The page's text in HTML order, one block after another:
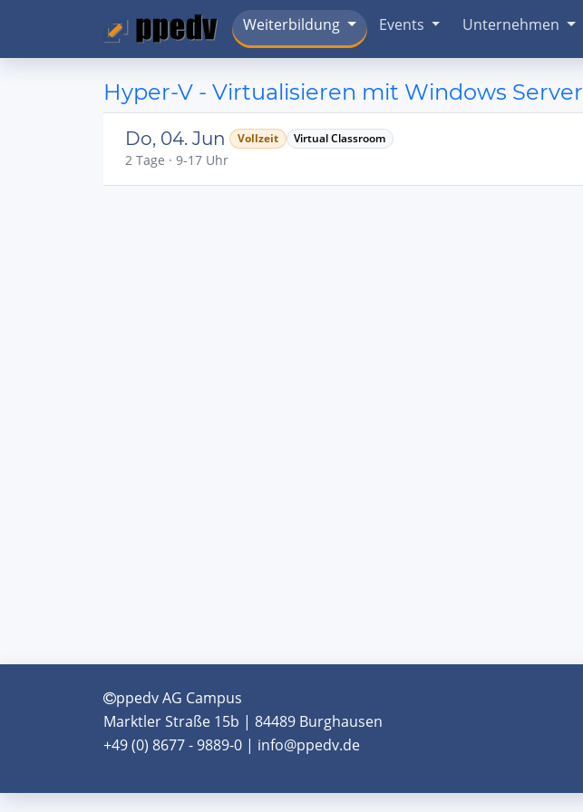
Weiterbildung Events Unternehmen
Hyper-V - Virtualisieren mit Windows Server
Do, 04. Jun Vollzeit Virtual Classroom
2 Tage · 9-17 Uhr
ppedv AG Campus
Marktler Straße 15b | 84489 Burghausen
+49 (0) 8677 - 9889-0 | info@ppedv.de